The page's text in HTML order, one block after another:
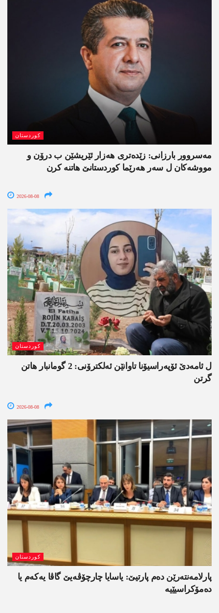
کوردستان
مەسروور بارزانی: زێدەتری ھەزار ئێریشێن ب درۆن و
مووشەکان ل سەر ھەرێما کوردستانێ ھاتنە کرن
2026-08-08
کوردستان
ل ئامەدێ ئۆپەراسیۆنا تاوانێن ئەلکترۆنی: 2 گومانبار ھاتن
گرتن
2026-08-08
کوردستان
پارلامەنتەرێن دەم پارتیێ: یاسایا چارچۆڤەیێ گاڤا یەکەم یا
دەمۆکراسیێیە